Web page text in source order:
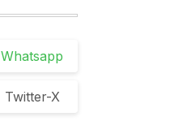
Whatsapp
Twitter-X